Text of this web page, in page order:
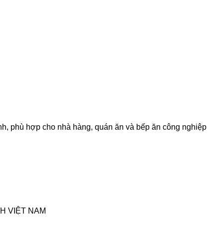
phù hợp cho nhà hàng, quán ăn và bếp ăn công nghiệp
VIỆT NAM